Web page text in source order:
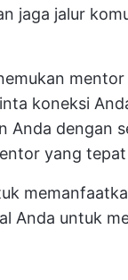
jaga jalur
koneksi
Anda dengan
yang
Anda untuk